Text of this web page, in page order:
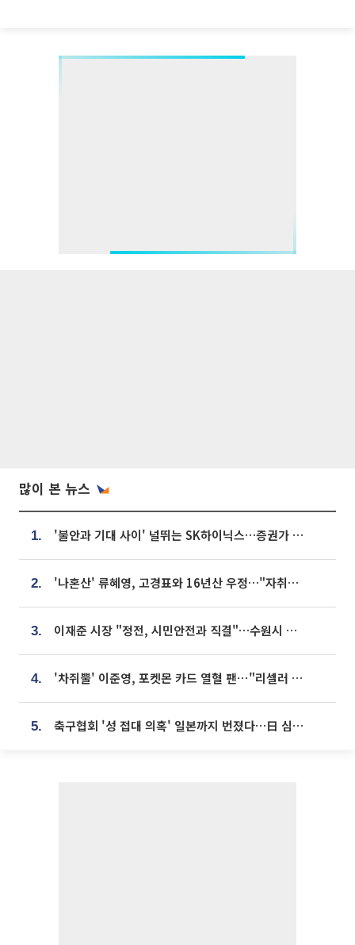
많이 본 뉴스
1. '불안과 기대 사이' 널뛰는 SK하이닉스…증권가 "HBM4·LTA 기반 펀터멘털 견고"
2. '나혼산' 류혜영, 고경표와 16년산 우정…"자취방서 부모님과 마주쳐"
3. 이재준 시장 "정전, 시민안전과 직결"…수원시 비상대응체계 가동
4. '차쥐뿔' 이준영, 포켓몬 카드 열혈 팬⋯"리셀러 처단할 것"
5. 축구협회 '성 접대 의혹' 일본까지 번졌다…日 심판 실명 공개